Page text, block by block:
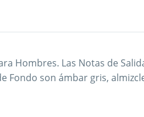
Hombres. Las Notas de
Fondo son ámbar gris,